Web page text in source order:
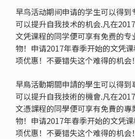
早鸟活动期间申请的学生可以得
可以提升自我技术的机会.凡在
文凭课程的同学便可享有免费的专
物！申请2017年春季开始的文凭
项优惠！不要错失这个难得的机会！
早鳥活動期間申請的學生可以得
可以提升自我技術的機會.凡在
文憑課程的同學便可享有免費的專
物！申请2017年春季开始的文凭
项优惠！不要错失这个难得的机会！